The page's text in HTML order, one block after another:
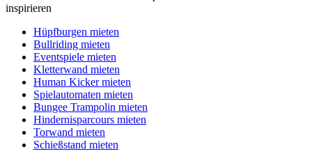
inspirieren
Hüpfburgen mieten
Bullriding mieten
Eventspiele mieten
Kletterwand mieten
Human Kicker mieten
Spielautomaten mieten
Bungee Trampolin mieten
Hindernisparcours mieten
Torwand mieten
Schießstand mieten